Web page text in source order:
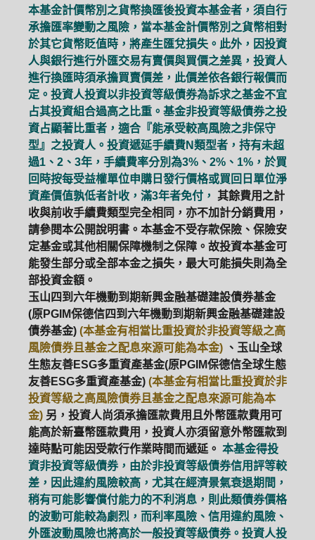
本基金計價幣別之貨幣換匯後投資本基金者，須自行
承擔匯率變動之風險，當本基金計價幣別之貨幣相對
於其它貨幣貶值時，將產生匯兌損失。此外，因投資
人與銀行進行外匯交易有賣價與買價之差異，投資人
進行換匯時須承擔買賣價差，此價差依各銀行報價而
定。投資人投資以非投資等級債券為訴求之基金不宜
占其投資組合過高之比重。基金非投資等級債券之投
資占顯著比重者，適合『能承受較高風險之非保守
型』之投資人。投資遞延手續費N類型者，持有未超
過1、2、3年，手續費率分別為3%、2%、1%，於買
回時按每受益權單位申購日發行價格或買回日單位淨
資產價值孰低者計收，滿3年者免付， 其餘費用之計
收與前收手續費類型完全相同，亦不加計分銷費用，
請參閱本公開說明書。本基金不受存款保險、保險安
定基金或其他相關保障機制之保障。故投資本基金可
能發生部分或全部本金之損失，最大可能損失則為全
部投資金額。
玉山四到六年機動到期新興金融基礎建設債券基金
(原PGIM保德信四到六年機動到期新興金融基礎建設
債券基金) (本基金有相當比重投資於非投資等級之高
風險債券且基金之配息來源可能為本金) 、玉山全球
生態友善ESG多重資產基金(原PGIM保德信全球生態
友善ESG多重資產基金) (本基金有相當比重投資於非
投資等級之高風險債券且基金之配息來源可能為本
金) 另，投資人尚須承擔匯款費用且外幣匯款費用可
能高於新臺幣匯款費用，投資人亦須留意外幣匯款到
達時點可能因受款行作業時間而遞延。 本基金得投
資非投資等級債券，由於非投資等級債券信用評等較
差，因此違約風險較高，尤其在經濟景氣衰退期間，
稍有可能影響償付能力的不利消息，則此類債券價格
的波動可能較為劇烈，而利率風險、信用違約風險、
外匯波動風險也將高於一般投資等級債券。投資人投